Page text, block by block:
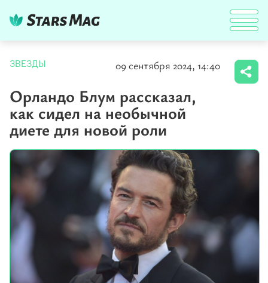
ЗВЕЗДЫ 09 сентября 2024, 14:40
Орландо Блум рассказал,
как сидел на необычной
диете для новой роли